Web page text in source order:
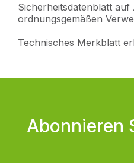
Sicherheitsdatenblatt
ordnungsgemäßen
Technisches Merkblatt
Abonnieren